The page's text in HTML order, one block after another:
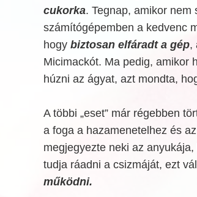
cukorka. Tegnap, amikor nem
számítógépemben a kedvenc
hogy biztosan elfáradt a gép,
Micimackót. Ma pedig, amikor
húzni az ágyat, azt mondta,
A többi „eset” már régebben
a foga a hazamenetelhez és
megjegyezte neki az
tudja ráadni a csizmáját, ezt
működni.